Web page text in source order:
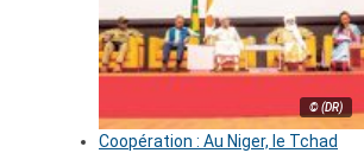
© (DR)
Coopération : Au Niger, le Tchad